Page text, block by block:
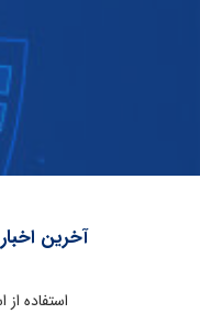
آخرین اخبار